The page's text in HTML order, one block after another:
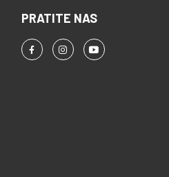
PRATITE NAS